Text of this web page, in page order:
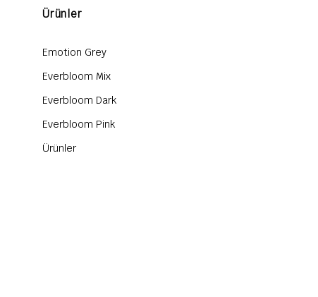
Ürünler
Emotion Grey
Everbloom Mix
Everbloom Dark
Everbloom Pink
Ürünler